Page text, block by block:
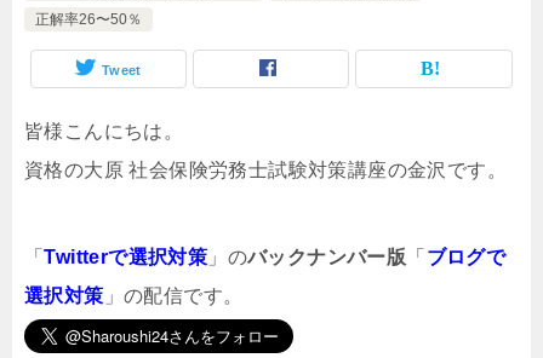
正解率26〜50％
Tweet
皆様こんにちは。
資格の大原 社会保険労務士試験対策講座の金沢です。
「Twitterで選択対策 」のバックナンバー版 「 ブログで
選択対策 」の配信です。